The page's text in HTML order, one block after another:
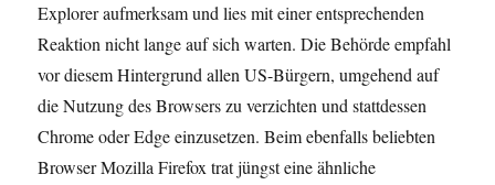
Explorer aufmerksam und lies mit einer entsprechenden
Reaktion nicht lange auf sich warten. Die Behörde empfahl
vor diesem Hintergrund allen US-Bürgern, umgehend auf
die Nutzung des Browsers zu verzichten und stattdessen
Chrome oder Edge einzusetzen. Beim ebenfalls beliebten
Browser Mozilla Firefox trat jüngst eine ähnliche